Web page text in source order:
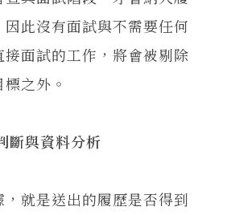
此沒有面試與不需要任何
面試的工作，將會被剔除
之外。
斷與資料分析
就是送出的履歷是否得到